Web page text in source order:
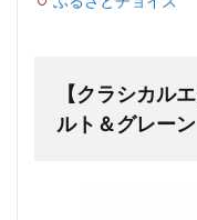
【クラシカル
ルト＆グレー